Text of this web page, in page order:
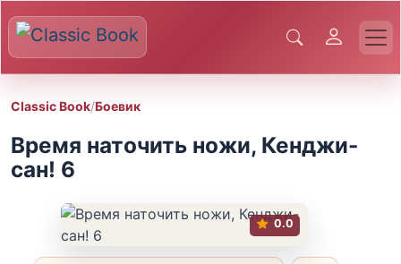
Classic Book/Боевик
Время наточить ножи, Кенджи-
сан! 6
0.0